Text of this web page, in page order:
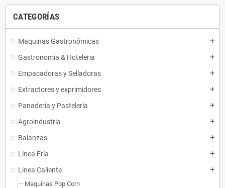
CATEGORÍAS
Maquinas Gastronómicas add
Gastronomia & Hoteleria add
Empacadoras y Selladoras add
Extractores y exprimidores add
Panadería y Pastelería add
Agroindustria add
Balanzas add
Linea Fría add
Linea Caliente add
Maquinas Pop Corn